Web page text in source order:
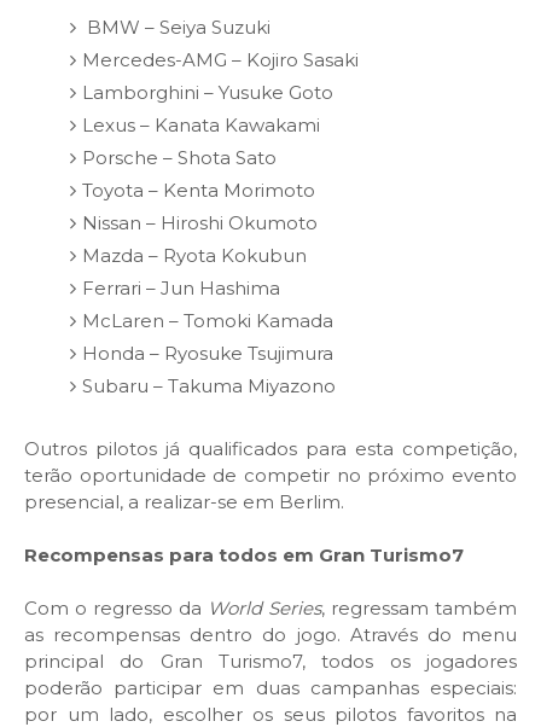
BMW – Seiya Suzuki
Mercedes-AMG – Kojiro Sasaki
Lamborghini – Yusuke Goto
Lexus – Kanata Kawakami
Porsche – Shota Sato
Toyota – Kenta Morimoto
Nissan – Hiroshi Okumoto
Mazda – Ryota Kokubun
Ferrari – Jun Hashima
McLaren – Tomoki Kamada
Honda – Ryosuke Tsujimura
Subaru – Takuma Miyazono
Outros pilotos já qualificados para esta competição,
terão oportunidade de competir no próximo evento
presencial, a realizar-se em Berlim.
Recompensas para todos em Gran Turismo7
Com o regresso da World Series, regressam também
as recompensas dentro do jogo. Através do menu
principal do Gran Turismo7, todos os jogadores
poderão participar em duas campanhas especiais:
por um lado, escolher os seus pilotos favoritos na